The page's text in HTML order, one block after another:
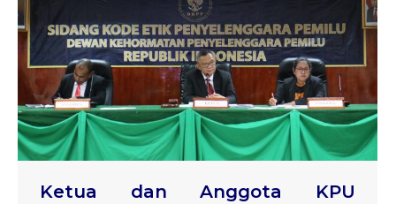
Ketua dan Anggota KPU